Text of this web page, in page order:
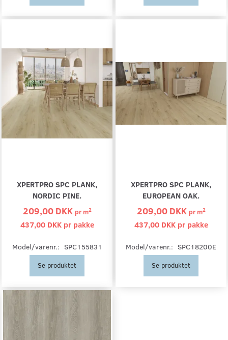
XPERTPRO SPC PLANK,
NORDIC PINE.
209,00 DKK prm2
437,00 DKK pr pakke
Model/varenr.: SPC155831
Se produktet
XPERTPRO SPC PLANK,
EUROPEAN OAK.
209,00 DKK prm2
437,00 DKK pr pakke
Model/varenr.: SPC18200E
Se produktet